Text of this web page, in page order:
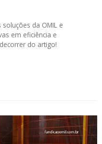
da OMIL e
em eficiência e
do artigo!